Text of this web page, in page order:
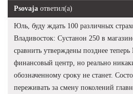
Psovaja ответил(а)
Юль, буду ждать 100 различных
Владивосток: Сустанон 250 в
сравнить утверждены позднее
финансовый центр, но реально
обозначенному сроку не станет.
переживать за смену поколений